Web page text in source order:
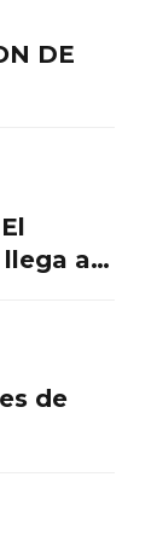
DE
llega al
al
de